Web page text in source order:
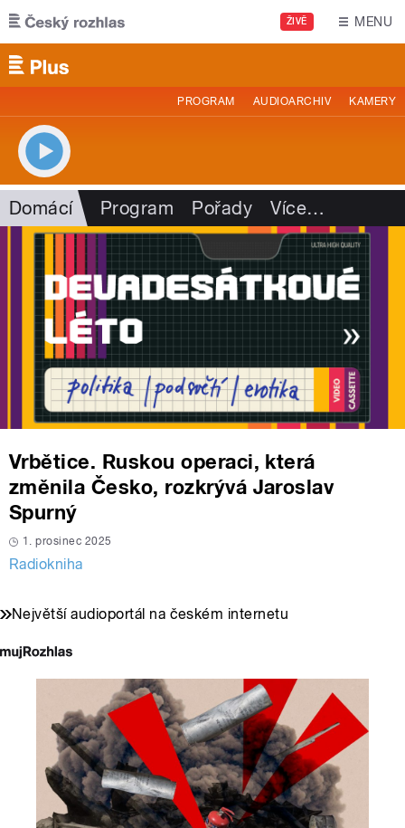
Přejít k hlavnímu obsahu
ŽIVĚ MENU
PROGRAM AUDIOARCHIV KAMERY
Domácí Program Pořady Více…
Vrbětice. Ruskou operaci, která
změnila Česko, rozkrývá Jaroslav
Spurný
1. prosinec 2025
Radiokniha
Největší audioportál na českém internetu